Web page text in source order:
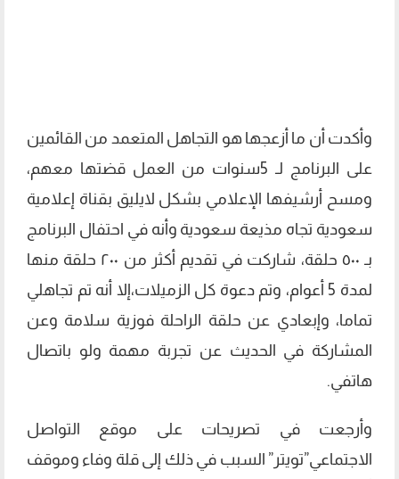
وأكدت أن ما أزعجها هو التجاهل المتعمد من القائمين
على البرنامج لـ 5سنوات من العمل قضتها معهم،
ومسح أرشيفها الإعلامي بشكل لايليق بقناة إعلامية
سعودية تجاه مذيعة سعودية وأنه في احتفال البرنامج
بـ ٥٠٠ حلقة، شاركت في تقديم أكثر من ٢٠٠ حلقة منها
لمدة 5 أعوام، وتم دعوة كل الزميلات،إلا أنه تم تجاهلي
تماما، وإبعادي عن حلقة الراحلة فوزية سلامة وعن
المشاركة في الحديث عن تجربة مهمة ولو باتصال
هاتفي.
وأرجعت في تصريحات على موقع التواصل
الاجتماعي”تويتر” السبب في ذلك إلى قلة وفاء وموقف